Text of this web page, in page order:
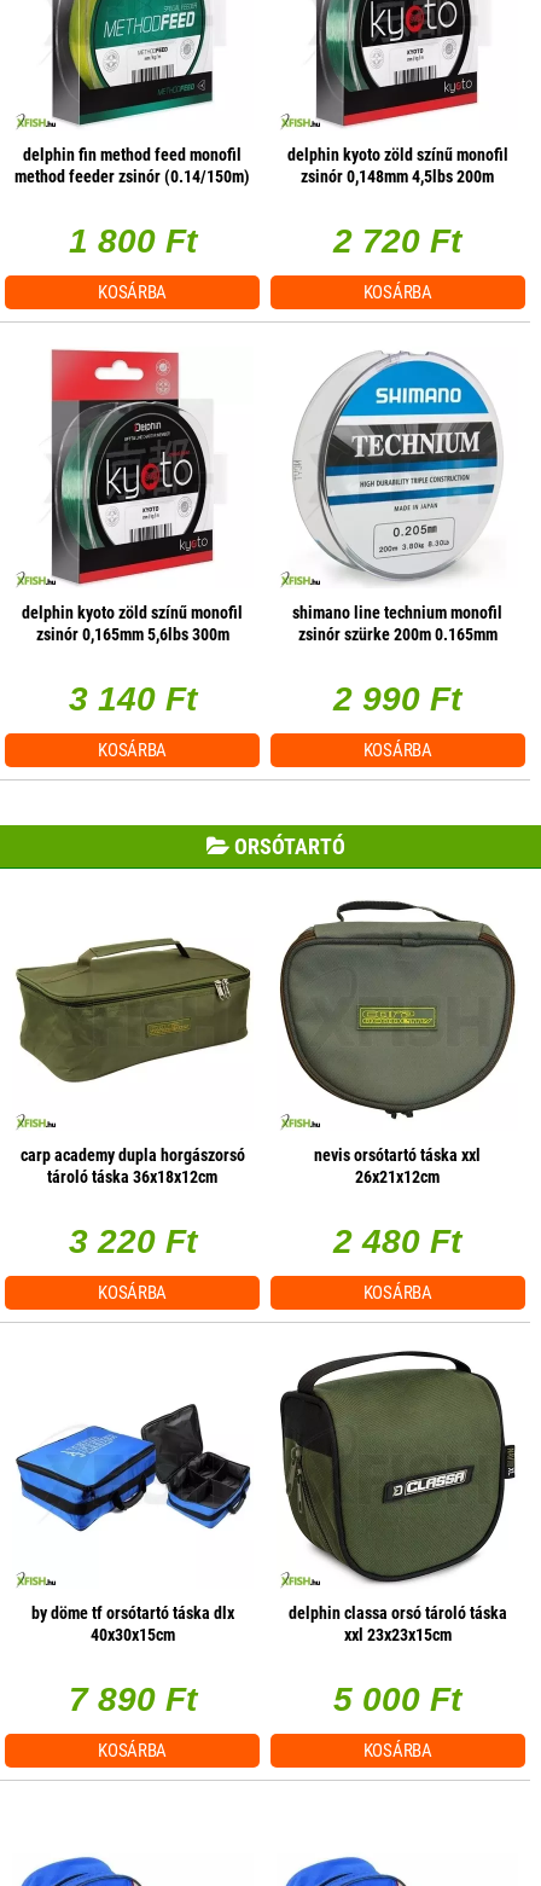
delphin fin method feed monofil
method feeder zsinór (0.14/150m)
1 800 Ft
KOSÁRBA
delphin kyoto zöld színű monofil
zsinór 0,148mm 4,5lbs 200m
2 720 Ft
KOSÁRBA
delphin kyoto zöld színű monofil
zsinór 0,165mm 5,6lbs 300m
3 140 Ft
KOSÁRBA
shimano line technium monofil
zsinór szürke 200m 0.165mm
2 990 Ft
KOSÁRBA
ORSÓTARTÓ
carp academy dupla horgászorsó
tároló táska 36x18x12cm
3 220 Ft
KOSÁRBA
nevis orsótartó táska xxl
26x21x12cm
2 480 Ft
KOSÁRBA
by döme tf orsótartó táska dlx
40x30x15cm
7 890 Ft
KOSÁRBA
delphin classa orsó tároló táska
xxl 23x23x15cm
5 000 Ft
KOSÁRBA